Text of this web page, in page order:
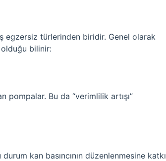
egzersiz türlerinden biridir. Genel olarak
olduğu bilinir:
pompalar. Bu da “verimlilik artışı”
kan basıncının düzenlenmesine katkı